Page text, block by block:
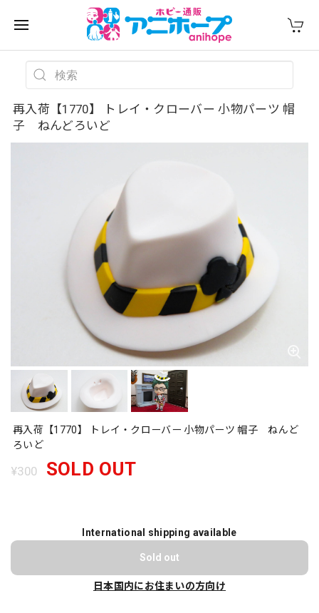
再入荷【1770】 トレイ・クローバー 小物パーツ 帽
子 ねんどろいど
再入荷【1770】 トレイ・クローバー 小物パーツ 帽子 ねんど
ろいど
¥300 SOLD OUT
International shipping available
Sold out
日本国内にお住まいの方向け